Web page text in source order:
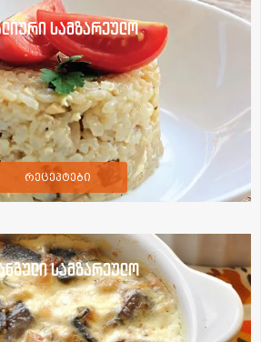
სამზარეულო
რეცეპტები
სამზარეულო